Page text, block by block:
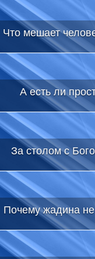
Что мешает
А есть ли
За столом с
Почему жадина